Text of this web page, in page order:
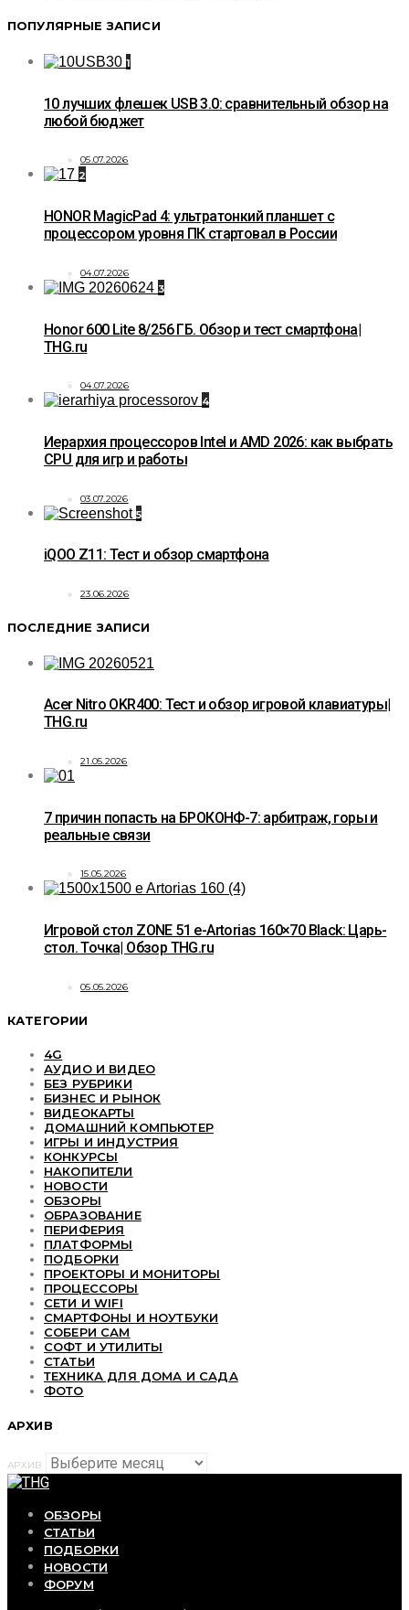
ПОПУЛЯРНЫЕ ЗАПИСИ
1
10 лучших флешек USB 3.0: сравнительный обзор на
любой бюджет
05.07.2026
2
HONOR MagicPad 4: ультратонкий планшет с
процессором уровня ПК стартовал в России
04.07.2026
3
Honor 600 Lite 8/256 ГБ. Обзор и тест смартфона|
THG.ru
04.07.2026
4
Иерархия процессоров Intel и AMD 2026: как выбрать
CPU для игр и работы
03.07.2026
5
iQOO Z11: Тест и обзор смартфона
23.06.2026
ПОСЛЕДНИЕ ЗАПИСИ
Acer Nitro OKR400: Тест и обзор игровой клавиатуры|
THG.ru
21.05.2026
7 причин попасть на БРОКОНФ-7: арбитраж, горы и
реальные связи
15.05.2026
Игровой стол ZONE 51 e-Artorias 160×70 Black: Царь-
стол. Точка| Обзор THG.ru
05.05.2026
КАТЕГОРИИ
4G
АУДИО И ВИДЕО
БЕЗ РУБРИКИ
БИЗНЕС И РЫНОК
ВИДЕОКАРТЫ
ДОМАШНИЙ КОМПЬЮТЕР
ИГРЫ И ИНДУСТРИЯ
КОНКУРСЫ
НАКОПИТЕЛИ
НОВОСТИ
ОБЗОРЫ
ОБРАЗОВАНИЕ
ПЕРИФЕРИЯ
ПЛАТФОРМЫ
ПОДБОРКИ
ПРОЕКТОРЫ И МОНИТОРЫ
ПРОЦЕССОРЫ
СЕТИ И WIFI
СМАРТФОНЫ И НОУТБУКИ
СОБЕРИ САМ
СОФТ И УТИЛИТЫ
СТАТЬИ
ТЕХНИКА ДЛЯ ДОМА И САДА
ФОТО
АРХИВ
АРХИВ
ОБЗОРЫ
СТАТЬИ
ПОДБОРКИ
НОВОСТИ
ФОРУМ